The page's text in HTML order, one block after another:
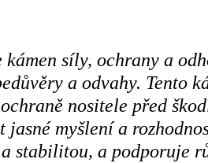
kámen síly, ochrany a
a odvahy. Tento
nositele před
jasné myšlení a
a stabilitou, a podporuje